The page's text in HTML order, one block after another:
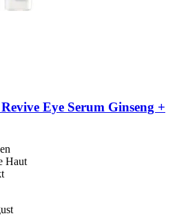
Revive Eye Serum Ginseng +
Haut